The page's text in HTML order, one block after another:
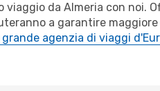
da Almeria con noi.
a garantire
grande agenzia di viaggi